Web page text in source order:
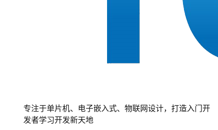
专注于单片机、电子嵌入式、物联网设计，打造入门开
发者学习开发新天地